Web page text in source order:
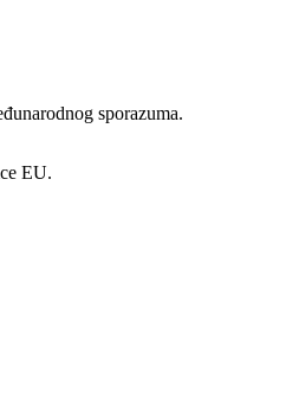
sporazuma.
EU.